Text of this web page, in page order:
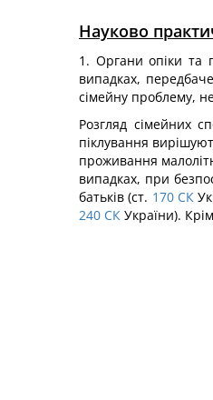
Науково
1. Органи опіки та
випадках,
сімейну проблему,
Розгляд сімейних
піклування
проживання
випадках, при
батьків (ст. 170 СК
240 СК України).